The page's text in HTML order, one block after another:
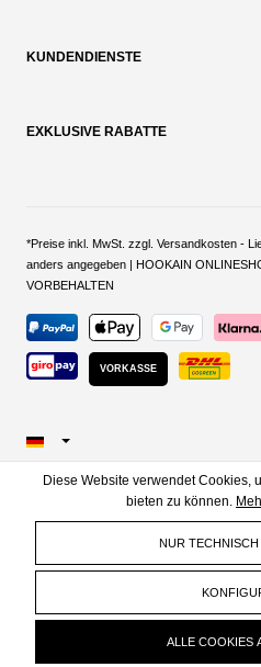
KUNDENDIENSTE
EXKLUSIVE RABATTE
*Preise inkl. MwSt. zzgl. Versandkosten -
anders angegeben | HOOKAIN
VORBEHALTEN
VORKASSE
Diese Website verwendet Cookies,
bieten zu können.
NUR
ALLE COOKIES